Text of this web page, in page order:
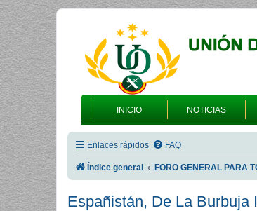
INICIO NOTICIAS
Enlaces rápidos FAQ
Índice general FORO GENERAL PARA
Españistán, De La Burbuja